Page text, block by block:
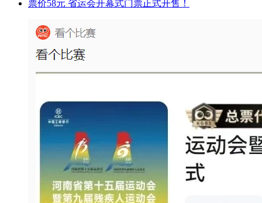
票价58元 省运会开幕式门票正式开售！